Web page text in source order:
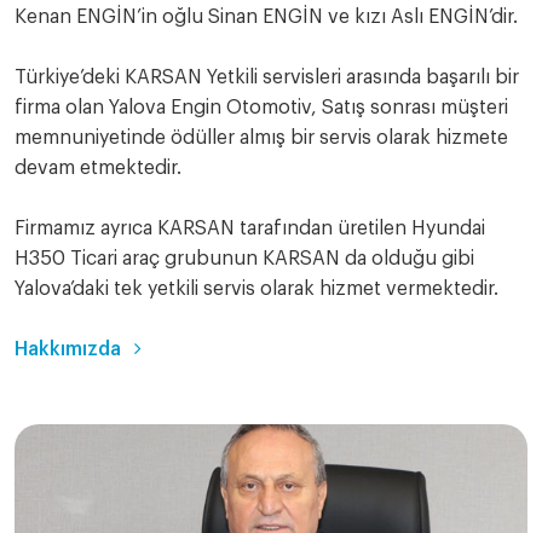
Kenan ENGİN’in oğlu Sinan ENGİN ve kızı Aslı ENGİN’dir.
Türkiye’deki KARSAN Yetkili servisleri arasında başarılı bir
firma olan Yalova Engin Otomotiv, Satış sonrası müşteri
memnuniyetinde ödüller almış bir servis olarak hizmete
devam etmektedir.
Firmamız ayrıca KARSAN tarafından üretilen Hyundai
H350 Ticari araç grubunun KARSAN da olduğu gibi
Yalova’daki tek yetkili servis olarak hizmet vermektedir.
Hakkımızda